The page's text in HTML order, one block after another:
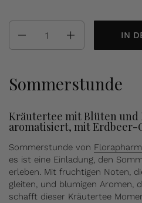
IN
Sommerstunde
Kräutertee mit Blüten und
aromatisiert, mit Erdbeer-
Sommerstunde von Florapharm
es ist eine Einladung, den
erleben. Mit fruchtigen Noten,
gleiten, und blumigen Aromen,
schafft dieser Kräutertee